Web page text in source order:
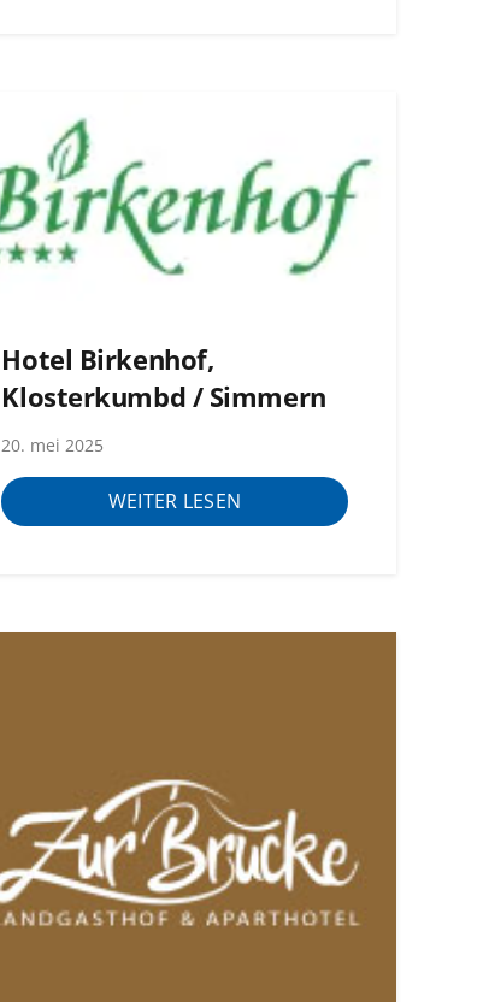
Hotel Birkenhof,
Klosterkumbd / Simmern
20. mei 2025
WEITER LESEN